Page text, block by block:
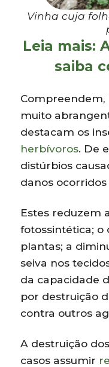
Vinha cuja
Leia mais:
saiba
Compreendem,
muito
destacam os
herbívoros. De
distúrbios
danos
Estes reduzem
fotossintética; o
plantas; a
seiva nos
da capacidade
por destruição
contra outros
A destruição
casos assumir